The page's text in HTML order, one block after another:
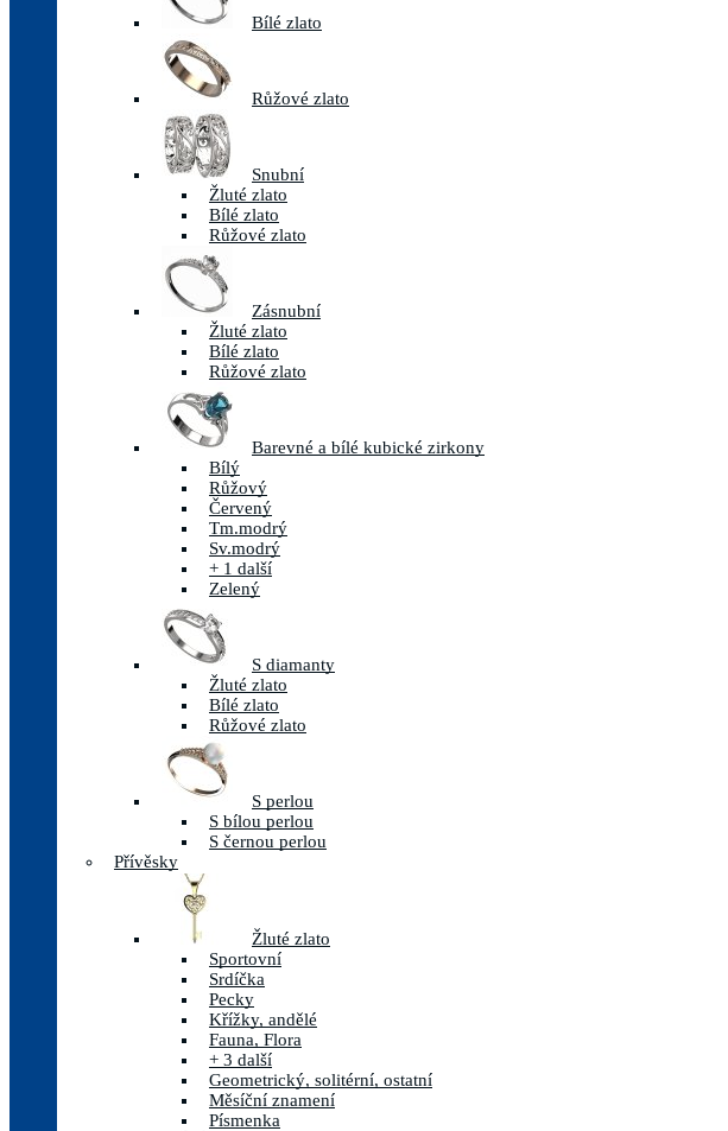
Bílé zlato
Růžové zlato
Snubní
Žluté zlato
Bílé zlato
Růžové zlato
Zásnubní
Žluté zlato
Bílé zlato
Růžové zlato
Barevné a bílé kubické zirkony
Bílý
Růžový
Červený
Tm.modrý
Sv.modrý
+ 1 další
Zelený
S diamanty
Žluté zlato
Bílé zlato
Růžové zlato
S perlou
S bílou perlou
S černou perlou
Přívěsky
Žluté zlato
Sportovní
Srdíčka
Pecky
Křížky, andělé
Fauna, Flora
+ 3 další
Geometrický, solitérní, ostatní
Měsíční znamení
Písmenka